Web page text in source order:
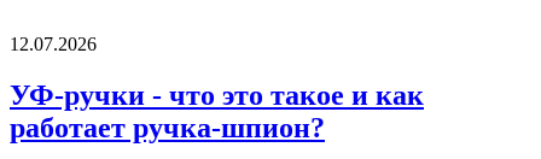
12.07.2026
УФ-ручки - что это такое и как
работает ручка-шпион?